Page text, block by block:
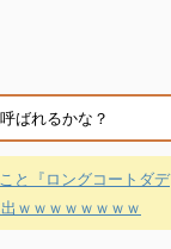
ばれるかな？
と『ロングコートダデ
ｗｗｗｗｗｗｗｗ